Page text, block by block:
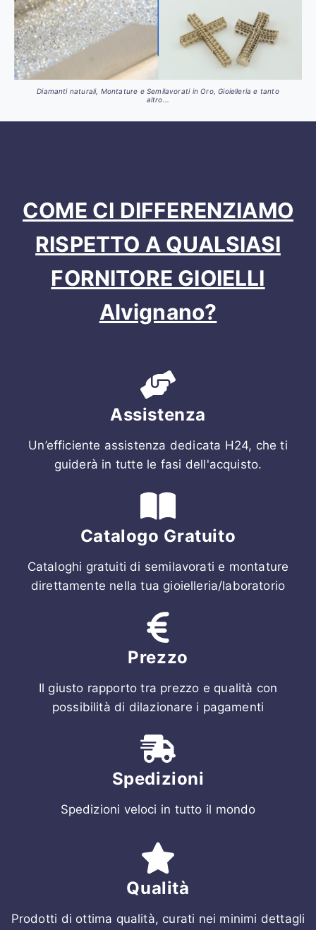
Diamanti naturali, Montature e Semilavorati in Oro, Gioielleria e tanto
altro...
COME CI DIFFERENZIAMO
RISPETTO A QUALSIASI
FORNITORE GIOIELLI
Alvignano?
Assistenza
Un’efficiente assistenza dedicata H24, che ti
guiderà in tutte le fasi dell'acquisto.
Catalogo Gratuito
Cataloghi gratuiti di semilavorati e montature
direttamente nella tua gioielleria/laboratorio
Prezzo
Il giusto rapporto tra prezzo e qualità con
possibilità di dilazionare i pagamenti
Spedizioni
Spedizioni veloci in tutto il mondo
Qualità
Prodotti di ottima qualità, curati nei minimi dettagli